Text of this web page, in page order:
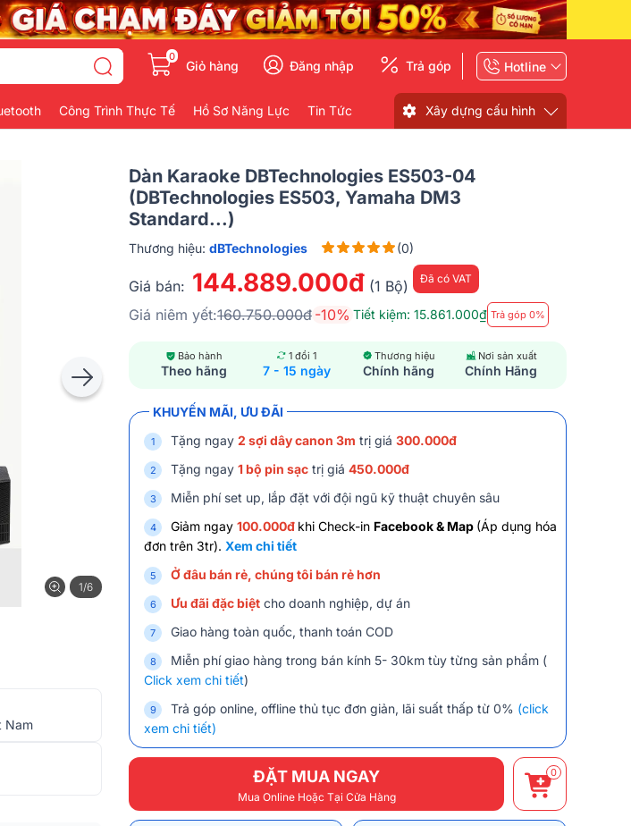
0
Giỏ hàng Đăng nhập Trả góp Hotline
Công Trình Thực Tế Hồ Sơ Năng Lực Tin Tức Xây dựng cấu hình
1/6
Nam
Dàn Karaoke DBTechnologies ES503-04
(dBTechnologies ES503, Yamaha DM3
Standard...)
Thương hiệu: dBTechnologies (0)
Giá bán: 144.889.000đ (1 Bộ) Đã có VAT
Giá niêm yết:160.750.000đ -10% Tiết kiệm: 15.861.000₫ Trả góp 0%
Bảo hành
Theo hãng
1 đổi 1
7 - 15 ngày
Thương hiệu
Chính hãng
Nơi sản xuất
Chính Hãng
KHUYẾN MÃI, ƯU ĐÃI
Tặng ngay 2 sợi dây canon 3m trị giá 300.000đ
Tặng ngay 1 bộ pin sạc trị giá 450.000đ
Miễn phí set up, lắp đặt với đội ngũ kỹ thuật chuyên sâu
Giảm ngay 100.000đ khi Check-in Facebook & Map (Áp dụng hóa
đơn trên 3tr). Xem chi tiết
Ở đâu bán rẻ, chúng tôi bán rẻ hơn
Ưu đãi đặc biệt cho doanh nghiệp, dự án
Giao hàng toàn quốc, thanh toán COD
Miễn phí giao hàng trong bán kính 5- 30km tùy từng sản phẩm (
Click xem chi tiết)
Trả góp online, offline thủ tục đơn giản, lãi suất thấp từ 0% (click
xem chi tiết)
ĐẶT MUA NGAY
Mua Online Hoặc Tại Cửa Hàng
0